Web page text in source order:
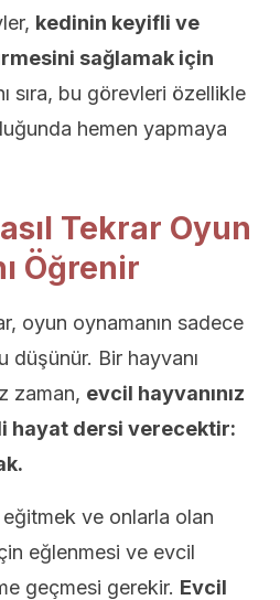
kedinin keyifli ve
sağlamak için
sıra, bu görevleri özellikle
hemen yapmaya
Tekrar Oyun
Öğrenir
oyun oynamanın sadece
düşünür. Bir hayvanı
zaman, evcil hayvanınız
hayat dersi verecektir:
eğitmek ve onlarla olan
eğlenmesi ve evcil
geçmesi gerekir. Evcil